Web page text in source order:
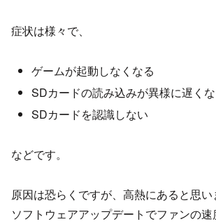
症状は様々で、
ゲームが起動しなくなる
SDカードの読み込みが異様に遅く
SDカードを認識しない
などです。
原因は恐らくですが、高熱にあると思い
ソフトウェアアップデートでファンの